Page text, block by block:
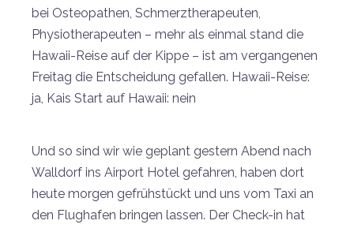
bei Osteopathen, Schmerztherapeuten,
Physiotherapeuten – mehr als einmal stand die
Hawaii-Reise auf der Kippe – ist am vergangenen
Freitag die Entscheidung gefallen. Hawaii-Reise:
ja, Kais Start auf Hawaii: nein
Und so sind wir wie geplant gestern Abend nach
Walldorf ins Airport Hotel gefahren, haben dort
heute morgen gefrühstückt und uns vom Taxi an
den Flughafen bringen lassen. Der Check-in hat